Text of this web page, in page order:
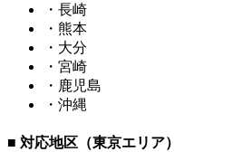
・長崎
・熊本
・大分
・宮崎
・鹿児島
・沖縄
■ 対応地区（東京エリア）